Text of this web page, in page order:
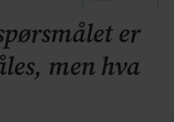
er
men hva